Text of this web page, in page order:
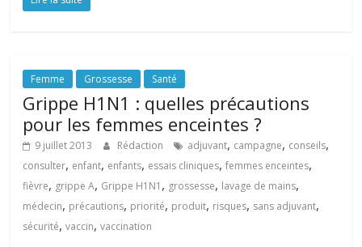
Femme Grossesse Santé
Grippe H1N1 : quelles précautions
pour les femmes enceintes ?
9 juillet 2013 Rédaction adjuvant, campagne, conseils,
consulter, enfant, enfants, essais cliniques,femmes enceintes,
fièvre, grippe A, Grippe H1N1 , grossesse, lavage de mains,
médecin, précautions, priorité, produit, risques, sans adjuvant,
sécurité,vaccin,vaccination